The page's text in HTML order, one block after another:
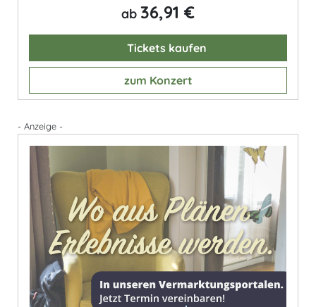
ab 36,91 €
Tickets kaufen
zum Konzert
- Anzeige -